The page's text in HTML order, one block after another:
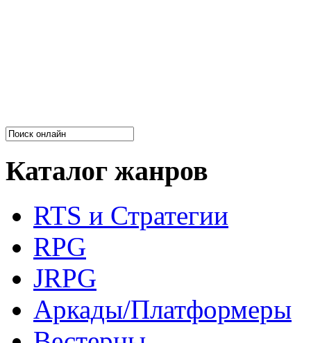
Каталог жанров
RTS и Стратегии
RPG
JRPG
Аркады/Платформеры